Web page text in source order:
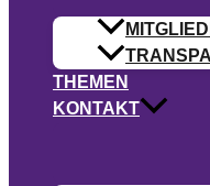
THEMEN
KONTAKT